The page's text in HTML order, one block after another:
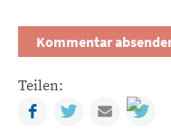
Teilen:
FacebookTwitterMail